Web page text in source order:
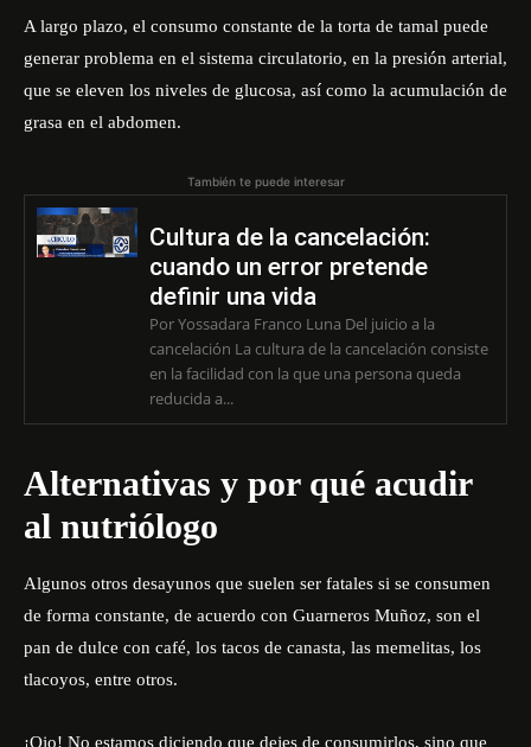
A largo plazo, el consumo constante de la torta de tamal puede
generar problema en el sistema circulatorio, en la presión arterial,
que se eleven los niveles de glucosa, así como la acumulación de
grasa en el abdomen.
También te puede interesar
Cultura de la cancelación:
cuando un error pretende
definir una vida
Por Yossadara Franco Luna Del juicio a la
cancelación La cultura de la cancelación consiste
en la facilidad con la que una persona queda
reducida a...
Alternativas y por qué acudir
al nutriólogo
Algunos otros desayunos que suelen ser fatales si se consumen
de forma constante, de acuerdo con Guarneros Muñoz, son el
pan de dulce con café, los tacos de canasta, las memelitas, los
tlacoyos, entre otros.
¡Ojo! No estamos diciendo que dejes de consumirlos, sino que